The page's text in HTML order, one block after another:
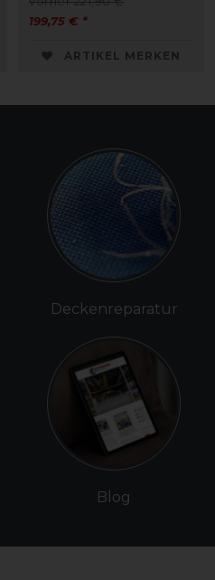
199,75 € *
ARTIKEL MERKEN
Deckenreparatur
Blog